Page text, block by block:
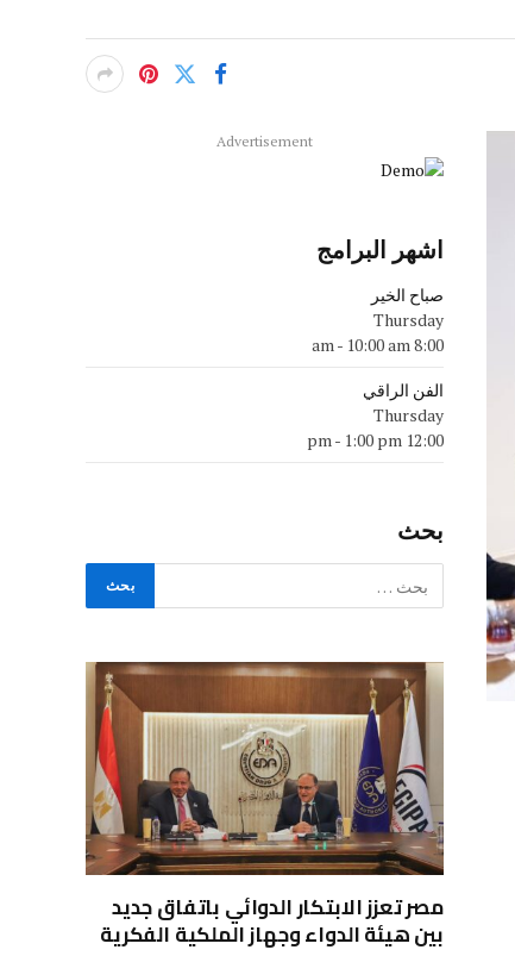
Advertisement
اشهر البرامج
صباح الخير
Thursday
8:00 am
- 10:00 am
الفن الراقي
Thursday
12:00 pm
- 1:00 pm
بحث
مصر تعزز الابتكار الدوائي باتفاق جديد
بين هيئة الدواء وجهاز الملكية الفكرية